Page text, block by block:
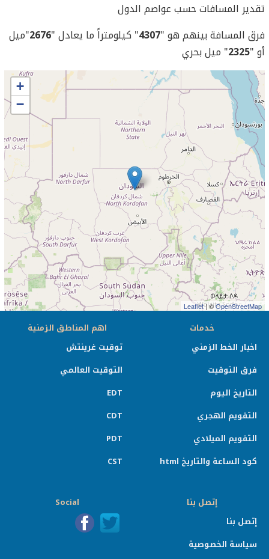
تقدير المسافات حسب عواصم الدول
فرق المسافة بينهم هو "4307" كيلومتراً ما يعادل "2676"ميل
أو "2325" ميل بحري
+
−
Leaflet| ©OpenStreetMap
خدمات
اخبار الخط الزمني
فرق التوقيت
التاريخ اليوم
التقويم الهجري
التقويم الميلادي
كود الساعة والتاريخ html
اهم المناطق الزمنية
توقيت غرينتش
التوقيت العالمي
EDT
CDT
PDT
CST
إتصل بنا
إتصل بنا
سياسة الخصوصية
Social